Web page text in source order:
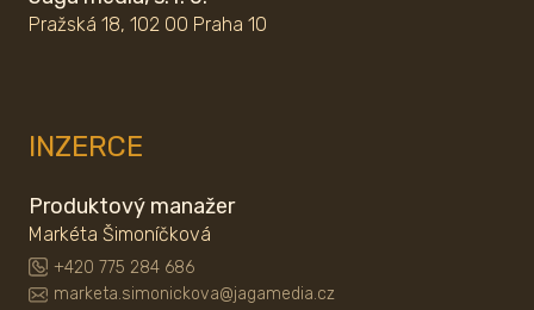
Pražská 18, 102 00 Praha 10
INZERCE
Produktový manažer
Markéta Šimoníčková
+420 775 284 686
marketa.simonickova@jagamedia.cz